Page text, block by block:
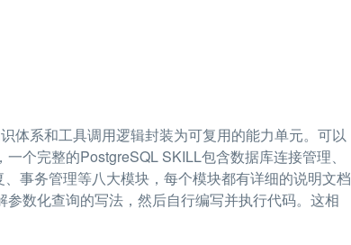
体系和工具调用逻辑封装为可复用的能力单元。可以
个完整的PostgreSQL SKILL包含数据库连接管理、
事务管理等八大模块，每个模块都有详细的说明文档
数化查询的写法，然后自行编写并执行代码。这相